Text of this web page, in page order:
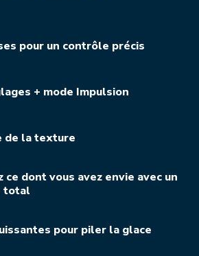
pour un contrôle précis
+ mode Impulsion
de la texture
ce dont vous avez envie avec un
total
pour piler la glace